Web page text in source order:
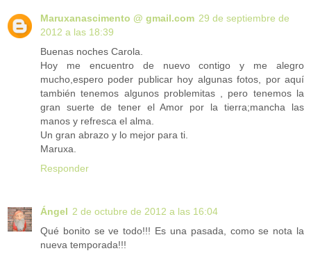
Maruxanascimento @ gmail.com 29 de septiembre de
2012 a las 18:39
Buenas noches Carola.
Hoy me encuentro de nuevo contigo y me alegro
mucho,espero poder publicar hoy algunas fotos, por aquí
también tenemos algunos problemitas , pero tenemos la
gran suerte de tener el Amor por la tierra;mancha las
manos y refresca el alma.
Un gran abrazo y lo mejor para ti.
Maruxa.
Responder
Ángel 2 de octubre de 2012 a las 16:04
Qué bonito se ve todo!!! Es una pasada, como se nota la
nueva temporada!!!